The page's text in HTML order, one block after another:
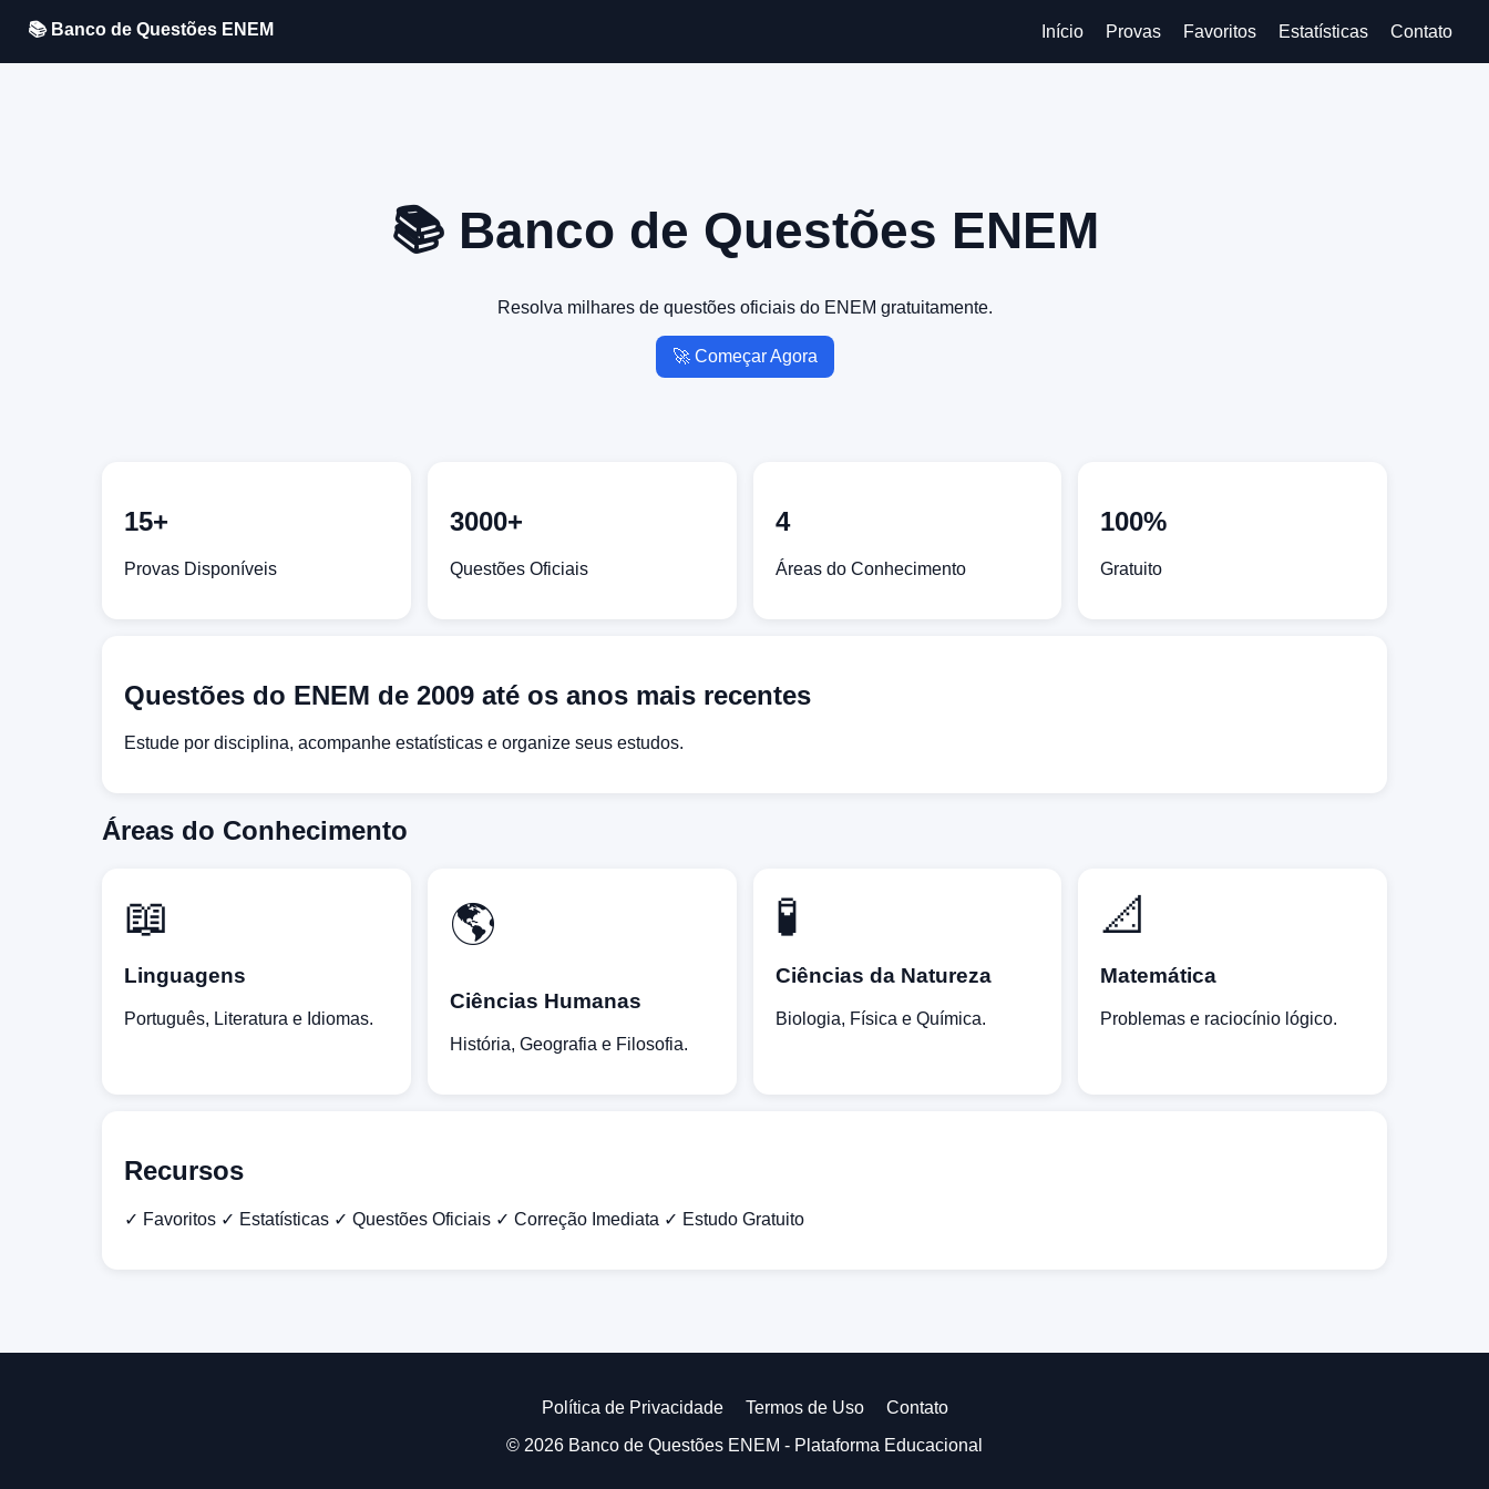
📚 Banco de Questões ENEM Início Provas Favoritos Estatísticas Contato
📚 Banco de Questões ENEM
Resolva milhares de questões oficiais do ENEM gratuitamente.
🚀 Começar Agora
15+
Provas Disponíveis
3000+
Questões Oficiais
4
Áreas do Conhecimento
100%
Gratuito
Questões do ENEM de 2009 até os anos mais recentes
Estude por disciplina, acompanhe estatísticas e organize seus estudos.
Áreas do Conhecimento
📖
Linguagens
Português, Literatura e Idiomas.
🌎
Ciências Humanas
História, Geografia e Filosofia.
🧪
Ciências da Natureza
Biologia, Física e Química.
📐
Matemática
Problemas e raciocínio lógico.
Recursos
✓ Favoritos ✓ Estatísticas ✓ Questões Oficiais ✓ Correção Imediata ✓ Estudo Gratuito
Política de Privacidade Termos de Uso
Contato
© 2026 Banco de Questões ENEM - Plataforma Educacional